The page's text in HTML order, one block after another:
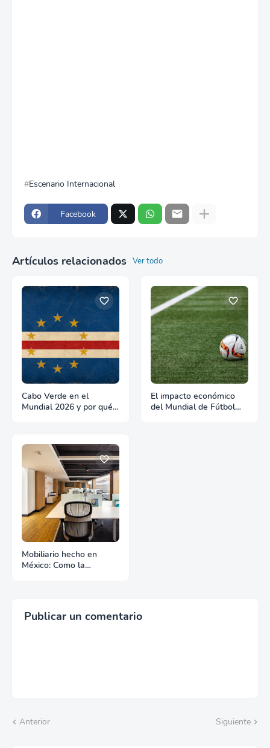
Escenario Internacional
Facebook
Artículos relacionados Ver todo
Cabo Verde en el
Mundial 2026 y por qué
El impacto económico
del Mundial de Fútbol
Mobiliario hecho en
México: Como la
Publicar un comentario
Anterior Siguiente